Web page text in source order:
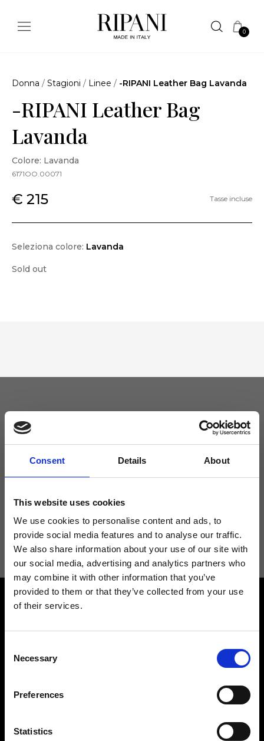
Consent Details About
This website uses cookies
We use cookies to personalise content and ads, to
provide social media features and to analyse our traffic.
We also share information about your use of our site with
our social media, advertising and analytics partners who
may combine it with other information that you’ve
provided to them or that they’ve collected from your use
of their services.
Selection
Necessary
Preferences
Statistics
0
Donna / Stagioni / Linee / -RIPANI Leather Bag Lavanda
-RIPANI Leather Bag
Lavanda
Colore: Lavanda
6171OO.00071
€ 215 Tasse incluse
Seleziona colore: Lavanda
Sold out
Tieniti aggiornato
Non perdere le novità di Ripani, iscriviti alla newsletter!
Acconsento a ricevere novità e promo da Ripani. Per maggiori
informazioni consulta laPrivacy Policy.
Trova il tuo negozio Ripani
Rispondiamo a tutte le tue